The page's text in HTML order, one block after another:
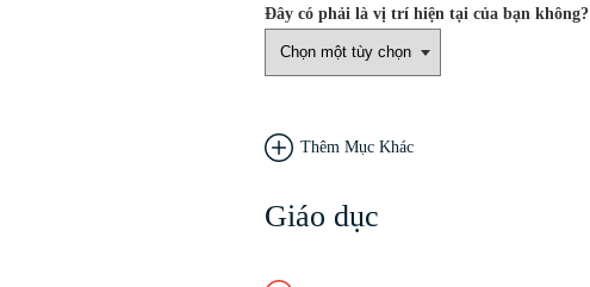
Đây có phải là vị trí hiện tại của bạn không?
Thêm Mục Khác
Giáo dục